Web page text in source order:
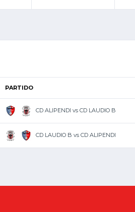
PARTIDO
CD ALIPENDI vs CD LAUDIO B
CD LAUDIO B vs CD ALIPENDI